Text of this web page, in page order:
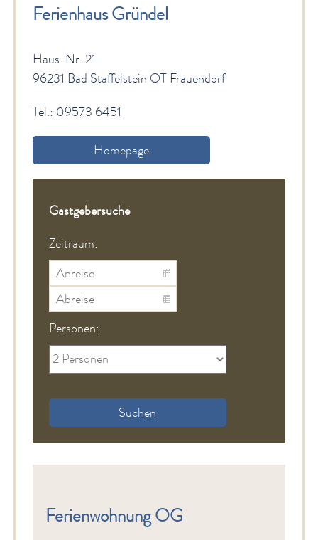
English Sites
BÜRGER & STADT
Ferienhaus Gründel
Haus-Nr. 21
96231 Bad Staffelstein OT Frauendorf
Tel.: 09573 6451
Homepage
Gastgebersuche
Zeitraum:
Personen:
Suchen
Ferienwohnung OG